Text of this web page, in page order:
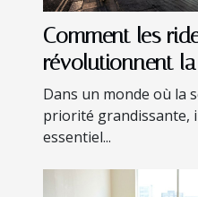
Comment les
révolutionnent
édifices ?
Dans un monde où la
priorité grandissante,
essentiel...